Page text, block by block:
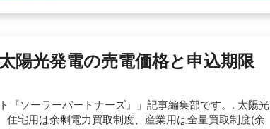
陽光発電の売電価格と申込期限
『ソーラーパートナーズ』」記事編集部です。. 太陽光
宅用は余剰電力買取制度、産業用は全量買取制度(余